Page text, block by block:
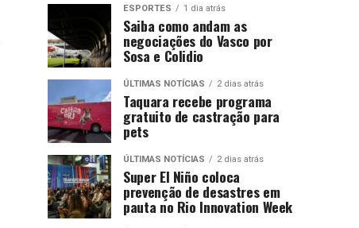
ESPORTES 1 dia atrás
Saiba como andam as
negociações do Vasco por
Sosa e Colidio
ÚLTIMAS NOTÍCIAS 2 dias atrás
Taquara recebe programa
gratuito de castração para
pets
ÚLTIMAS NOTÍCIAS 2 dias atrás
Super El Niño coloca
prevenção de desastres em
pauta no Rio Innovation Week